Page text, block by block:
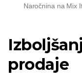
Naročnina na Mix
prodaje